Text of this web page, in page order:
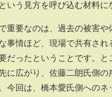
いう見方を呼び込む材料に
重要なのは、過去の被害
事情ほど、現場で共有さ
だったということです。
に広がり、佐藤二朗氏側
今回は、橋本愛氏側への